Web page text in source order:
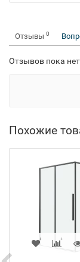
Отзывы 0
Отзывов пока
Похожие